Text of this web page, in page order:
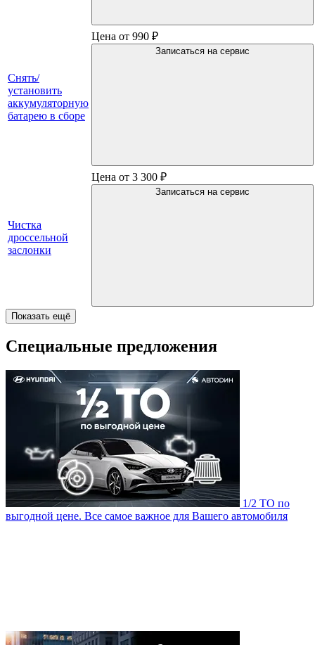
Снять/
установить
аккумуляторную
батарею в сборе
Цена от 990 ₽
Записаться на сервис
Чистка
дроссельной
заслонки
Цена от 3 300 ₽
Записаться на сервис
Показать ещё
Специальные предложения
1/2 ТО по
выгодной цене. Все самое важное для Вашего автомобиля